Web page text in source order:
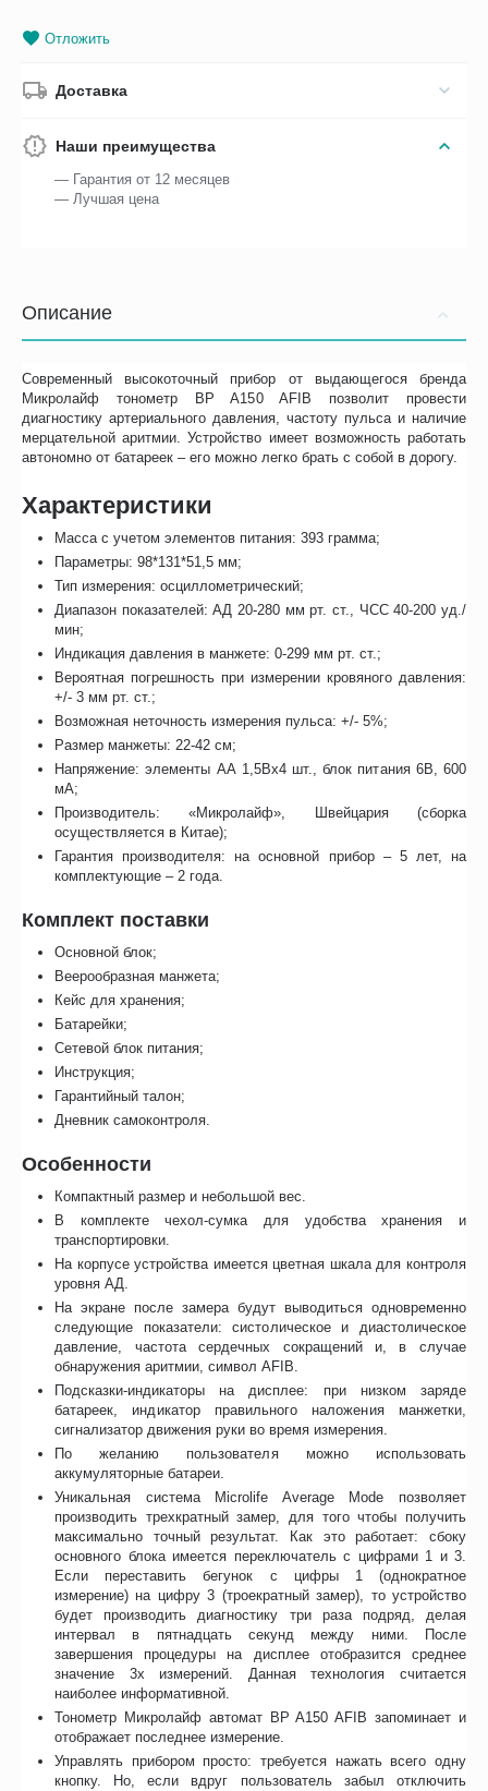
Отложить
Доставка
Наши преимущества
— Гарантия от 12 месяцев
— Лучшая цена
Описание
Современный высокоточный прибор от выдающегося бренда
Микролайф тонометр BP A150 AFIB позволит провести
диагностику артериального давления, частоту пульса и наличие
мерцательной аритмии. Устройство имеет возможность работать
автономно от батареек – его можно легко брать с собой в дорогу.
Характеристики
Масса с учетом элементов питания: 393 грамма;
Параметры: 98*131*51,5 мм;
Тип измерения: осциллометрический;
Диапазон показателей: АД 20-280 мм рт. ст., ЧСС 40-200 уд./
мин;
Индикация давления в манжете: 0-299 мм рт. ст.;
Вероятная погрешность при измерении кровяного давления:
+/- 3 мм рт. ст.;
Возможная неточность измерения пульса: +/- 5%;
Размер манжеты: 22-42 см;
Напряжение: элементы АА 1,5Вх4 шт., блок питания 6В, 600
мА;
Производитель: «Микролайф», Швейцария (сборка
осуществляется в Китае);
Гарантия производителя: на основной прибор – 5 лет, на
комплектующие – 2 года.
Комплект поставки
Основной блок;
Веерообразная манжета;
Кейс для хранения;
Батарейки;
Сетевой блок питания;
Инструкция;
Гарантийный талон;
Дневник самоконтроля.
Особенности
Компактный размер и небольшой вес.
В комплекте чехол-сумка для удобства хранения и
транспортировки.
На корпусе устройства имеется цветная шкала для контроля
уровня АД.
На экране после замера будут выводиться одновременно
следующие показатели: систолическое и диастолическое
давление, частота сердечных сокращений и, в случае
обнаружения аритмии, символ AFIB.
Подсказки-индикаторы на дисплее: при низком заряде
батареек, индикатор правильного наложения манжетки,
сигнализатор движения руки во время измерения.
По желанию пользователя можно использовать
аккумуляторные батареи.
Уникальная система Microlife Average Mode позволяет
производить трехкратный замер, для того чтобы получить
максимально точный результат. Как это работает: сбоку
основного блока имеется переключатель с цифрами 1 и 3.
Если переставить бегунок с цифры 1 (однократное
измерение) на цифру 3 (троекратный замер), то устройство
будет производить диагностику три раза подряд, делая
интервал в пятнадцать секунд между ними. После
завершения процедуры на дисплее отобразится среднее
значение 3х измерений. Данная технология считается
наиболее информативной.
Тонометр Микролайф автомат BP A150 AFIB запоминает и
отображает последнее измерение.
Управлять прибором просто: требуется нажать всего одну
кнопку. Но, если вдруг пользователь забыл отключить